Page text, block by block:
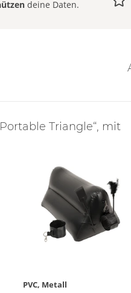
deine Daten.
Triangle“, mit
PVC, Metall